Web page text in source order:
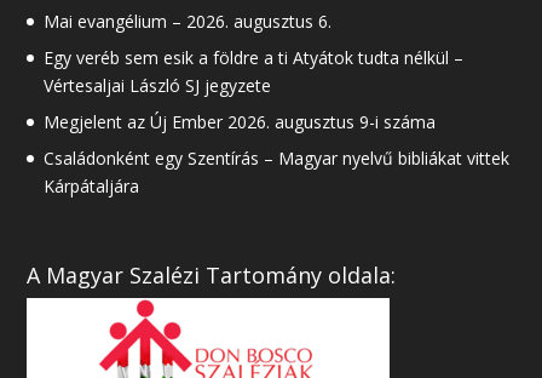
Mai evangélium – 2026. augusztus 6.
Egy veréb sem esik a földre a ti Atyátok tudta nélkül –
Vértesaljai László SJ jegyzete
Megjelent az Új Ember 2026. augusztus 9-i száma
Családonként egy Szentírás – Magyar nyelvű bibliákat vittek
Kárpátaljára
A Magyar Szalézi Tartomány oldala: